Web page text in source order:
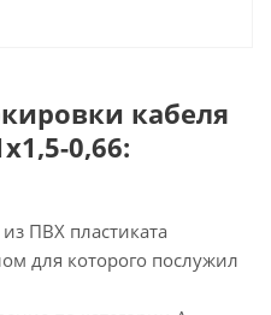
кабеля
0,66:
ПВХ пластиката
для которого послужил